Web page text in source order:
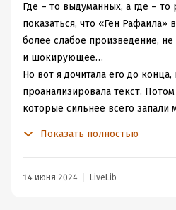
Где – то выдуманных, а где –
показаться, что «Ген Рафаила»
более слабое произведение,
и шокирующее…
Но вот я дочитала его до
проанализировала текст.
которые сильнее всего запали
тратить и покупать книгу
Показать полностью
14 июня 2024 LiveLib